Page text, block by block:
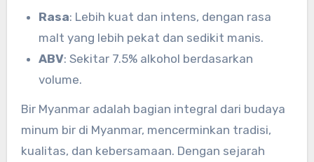
Rasa: Lebih kuat dan intens, dengan rasa
malt yang lebih pekat dan sedikit manis.
ABV: Sekitar 7.5% alkohol berdasarkan
volume.
Bir Myanmar adalah bagian integral dari budaya
minum bir di Myanmar, mencerminkan tradisi,
kualitas, dan kebersamaan. Dengan sejarah